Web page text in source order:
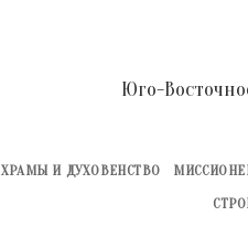
Юго-
ХРАМЫ И ДУХОВЕНСТВО